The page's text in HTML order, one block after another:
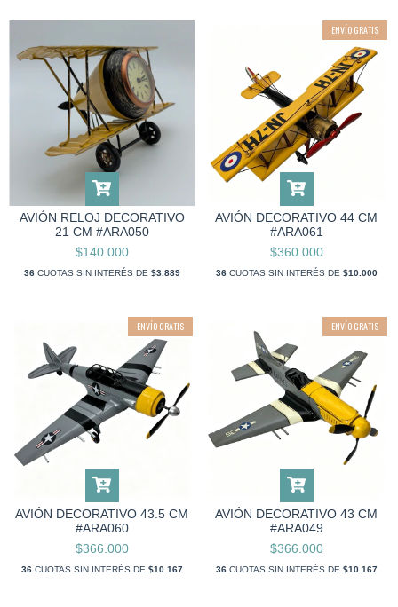
AVIÓN RELOJ DECORATIVO
21 CM #ARA050
$140.000
36CUOTAS SIN INTERÉS DE $3.889
ENVÍO GRATIS
AVIÓN DECORATIVO 44 CM
#ARA061
$360.000
36CUOTAS SIN INTERÉS DE $10.000
ENVÍO GRATIS
AVIÓN DECORATIVO 43.5 CM
#ARA060
$366.000
36CUOTAS SIN INTERÉS DE $10.167
ENVÍO GRATIS
AVIÓN DECORATIVO 43 CM
#ARA049
$366.000
36CUOTAS SIN INTERÉS DE $10.167